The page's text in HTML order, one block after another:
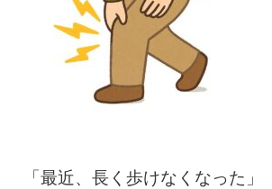
クリニック紹介
「最近、長く歩けなくなった」